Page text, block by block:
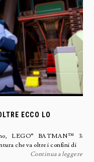
ECCO LO
LEGO® BATMAN™ 3:
che va oltre i confini di
Continua a leggere